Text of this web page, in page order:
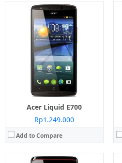
Acer Liquid E700
Rp1.249.000
Add to Compare
TFT capacitive touchscreen
Prosesor:Mediatek MT6572M
Memori Internal:4 GB
512 MB
Belakang 2 MP
Sistem operasi:Android 4.4.2 KitKat
View Details →